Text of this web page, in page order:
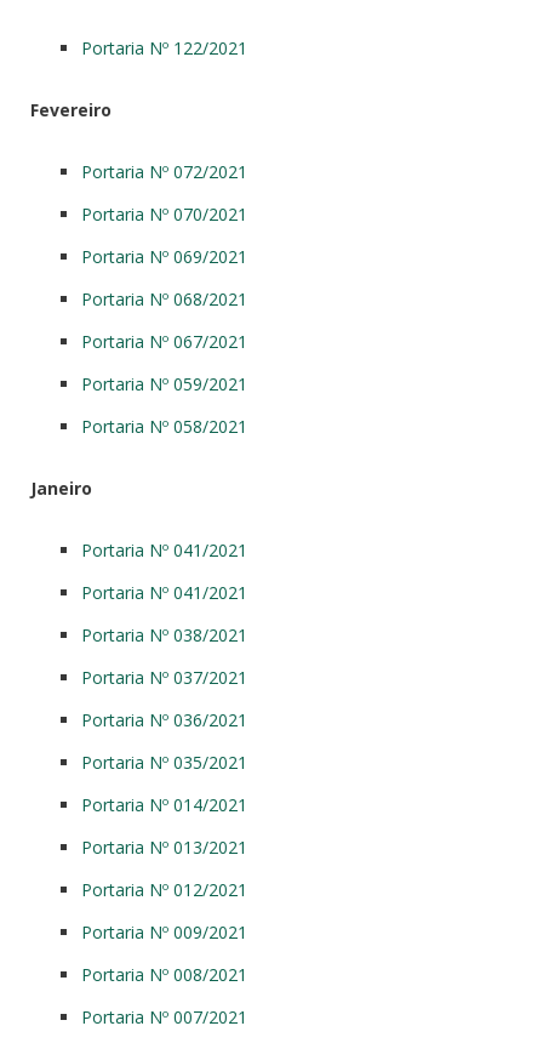
Portaria Nº 122/2021
Fevereiro
Portaria Nº 072/2021
Portaria Nº 070/2021
Portaria Nº 069/2021
Portaria Nº 068/2021
Portaria Nº 067/2021
Portaria Nº 059/2021
Portaria Nº 058/2021
Janeiro
Portaria Nº 041/2021
Portaria Nº 041/2021
Portaria Nº 038/2021
Portaria Nº 037/2021
Portaria Nº 036/2021
Portaria Nº 035/2021
Portaria Nº 014/2021
Portaria Nº 013/2021
Portaria Nº 012/2021
Portaria Nº 009/2021
Portaria Nº 008/2021
Portaria Nº 007/2021